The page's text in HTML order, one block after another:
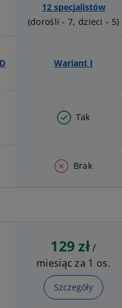
12 specjalistów
(dorośli - 7, dzieci - 5)
Wariant I
Tak
Brak
129 zł/
miesiąc za 1 os.
Szczegóły